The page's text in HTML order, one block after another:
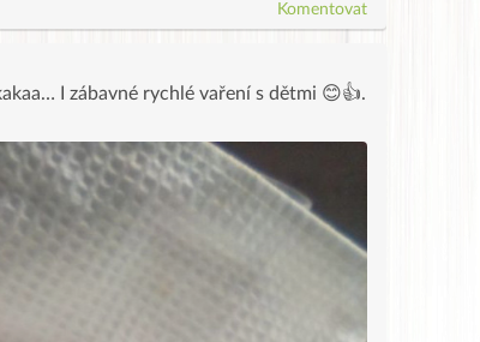
Komentovat
I zábavné rychlé vaření s dětmi 😊👍.